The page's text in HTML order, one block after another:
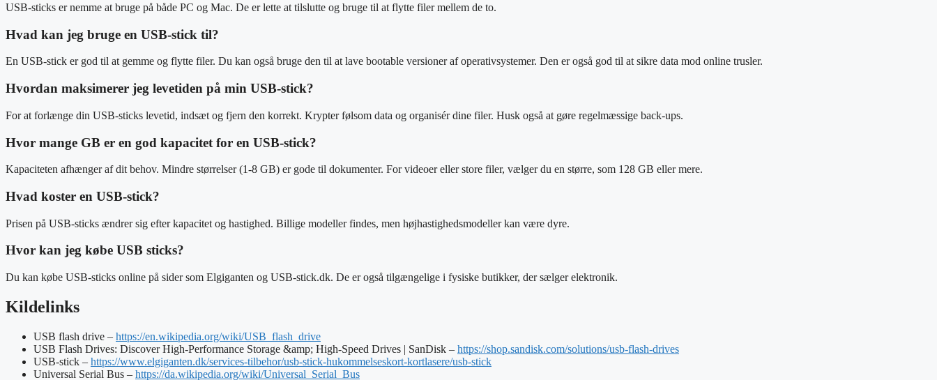
USB-sticks er nemme at bruge på både PC og Mac. De er lette at tilslutte og bruge til at flytte filer mellem de to.
Hvad kan jeg bruge en USB-stick til?
En USB-stick er god til at gemme og flytte filer. Du kan også bruge den til at lave bootable versioner af operativsystemer. Den er også god til at sikre data mod online trusler.
Hvordan maksimerer jeg levetiden på min USB-stick?
For at forlænge din USB-sticks levetid, indsæt og fjern den korrekt. Krypter følsom data og organisér dine filer. Husk også at gøre regelmæssige back-ups.
Hvor mange GB er en god kapacitet for en USB-stick?
Kapaciteten afhænger af dit behov. Mindre størrelser (1-8 GB) er gode til dokumenter. For videoer eller store filer, vælger du en større, som 128 GB eller mere.
Hvad koster en USB-stick?
Prisen på USB-sticks ændrer sig efter kapacitet og hastighed. Billige modeller findes, men højhastighedsmodeller kan være dyre.
Hvor kan jeg købe USB sticks?
Du kan købe USB-sticks online på sider som Elgiganten og USB-stick.dk. De er også tilgængelige i fysiske butikker, der sælger elektronik.
Kildelinks
USB flash drive – https://en.wikipedia.org/wiki/USB_flash_drive
USB Flash Drives: Discover High-Performance Storage &amp; High-Speed Drives | SanDisk – https://shop.sandisk.com/solutions/usb-flash-drives
USB-stick – https://www.elgiganten.dk/services-tilbehor/usb-stick-hukommelseskort-kortlasere/usb-stick
Universal Serial Bus – https://da.wikipedia.org/wiki/Universal_Serial_Bus